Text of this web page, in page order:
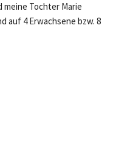
meine Tochter Marie
auf 4 Erwachsene bzw. 8